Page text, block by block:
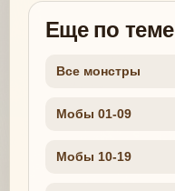
Еще по теме
Все монстры
Мобы 01-09
Мобы 10-19